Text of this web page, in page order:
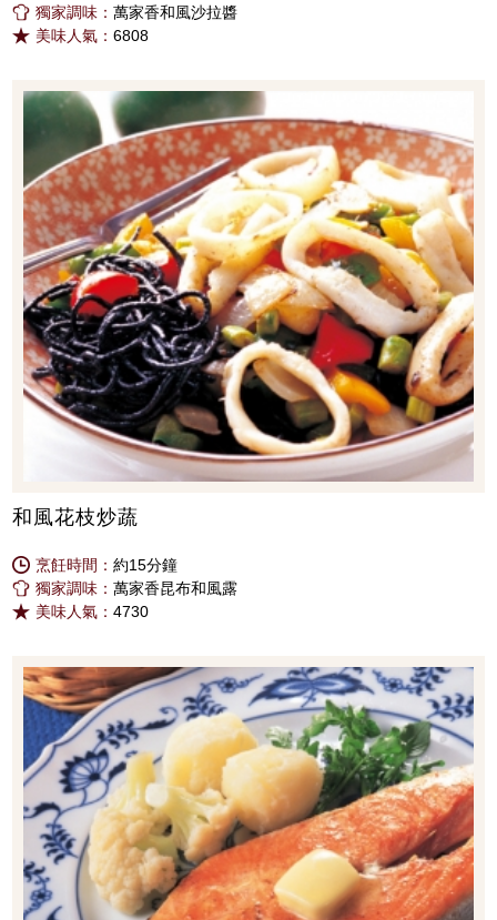
獨家調味：萬家香和風沙拉醬
美味人氣：6808
和風花枝炒蔬
烹飪時間：約15分鐘
獨家調味：萬家香昆布和風露
美味人氣：4730